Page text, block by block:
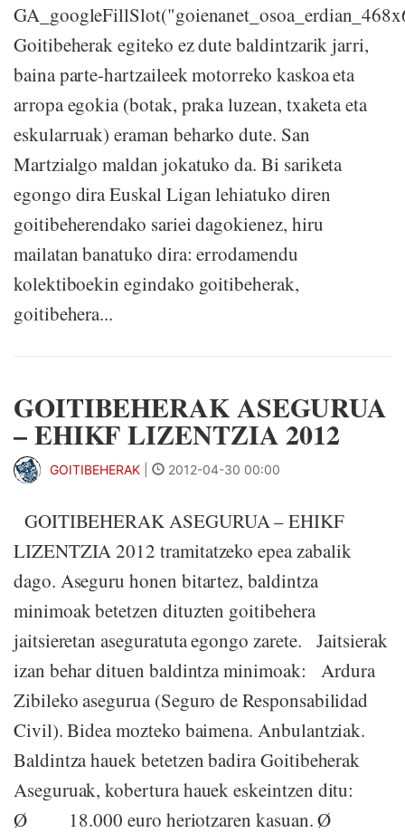
Goitibeherak egiteko ez dute baldintzarik jarri,
baina parte-hartzaileek motorreko kaskoa eta
arropa egokia (botak, praka luzean, txaketa eta
eskularruak) eraman beharko dute. San
Martzialgo maldan jokatuko da. Bi sariketa
egongo dira Euskal Ligan lehiatuko diren
goitibeherendako sariei dagokienez, hiru
mailatan banatuko dira: errodamendu
kolektiboekin egindako goitibeherak,
goitibehera...
GOITIBEHERAK ASEGURUA
– EHIKF LIZENTZIA 2012
GOITIBEHERAK 2012-04-30 00:00
GOITIBEHERAK ASEGURUA – EHIKF
LIZENTZIA 2012 tramitatzeko epea zabalik
dago. Aseguru honen bitartez, baldintza
minimoak betetzen dituzten goitibehera
jaitsieretan aseguratuta egongo zarete. Jaitsierak
izan behar dituen baldintza minimoak: Ardura
Zibileko asegurua (Seguro de Responsabilidad
Civil). Bidea mozteko baimena. Anbulantziak.
Baldintza hauek betetzen badira Goitibeherak
Aseguruak, kobertura hauek eskeintzen ditu:
Ø 18.000 euro heriotzaren kasuan. Ø